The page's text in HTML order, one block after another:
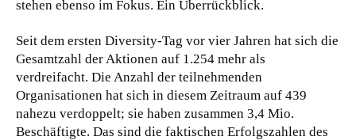
stehen ebenso im Fokus. Ein Überrückblick.
Seit dem ersten Diversity-Tag vor vier Jahren hat sich die
Gesamtzahl der Aktionen auf 1.254 mehr als
verdreifacht. Die Anzahl der teilnehmenden
Organisationen hat sich in diesem Zeitraum auf 439
nahezu verdoppelt; sie haben zusammen 3,4 Mio.
Beschäftigte. Das sind die faktischen Erfolgszahlen des